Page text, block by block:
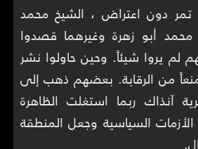
تمر دون اعتراض ، الشيخ محمد
محمد أبو زهرة وغيرهما قصدوا
لم يروا شيئاً. وحين حاولوا نشر
من الرقابة. بعضهم ذهب إلى
آنذاك ربما استغلت الظاهرة
السياسية وجعل المنطقة